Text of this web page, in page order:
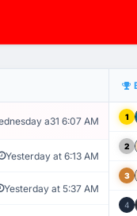
GIÁM SÁT TỰ
a31 6:07 AM
Yesterday at 6:13 AM
Yesterday at 5:37 AM
1
2
3
4